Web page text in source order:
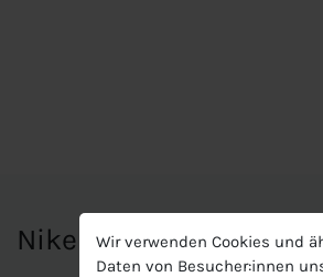
Nike Kinder Dri-FIT
Wir verwenden Cookies und
Daten von Besucher:innen